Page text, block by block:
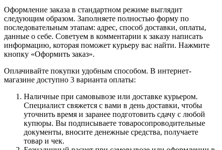
Оформление заказа в стандартном режиме выглядит
следующим образом. Заполняете полностью форму по
последовательным этапам: адрес, способ доставки, оплаты,
данные о себе. Советуем в комментарии к заказу написать
информацию, которая поможет курьеру вас найти. Нажмите
кнопку «Оформить заказ».
Оплачивайте покупки удобным способом. В интернет-
магазине доступно 3 варианта оплаты:
Наличные при самовывозе или доставке курьером.
Специалист свяжется с вами в день доставки, чтобы
уточнить время и заранее подготовить сдачу с любой
купюры. Вы подписываете товаросопроводительные
документы, вносите денежные средства, получаете
товар и чек.